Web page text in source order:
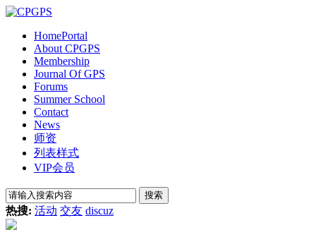
HomePortal
About CPGPS
Membership
Journal Of GPS
Forums
Summer School
Contact
News
师资
列表样式
VIP会员
搜索
热搜: 活动 交友 discuz